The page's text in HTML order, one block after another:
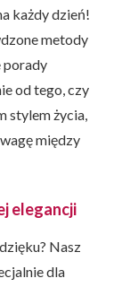
każdy dzień!
metody
porady
od tego, czy
stylem życia,
między
elegancji
Nasz
dla